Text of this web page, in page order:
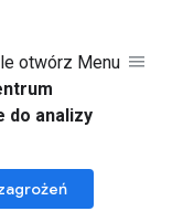
otwórz Menu
do analizy